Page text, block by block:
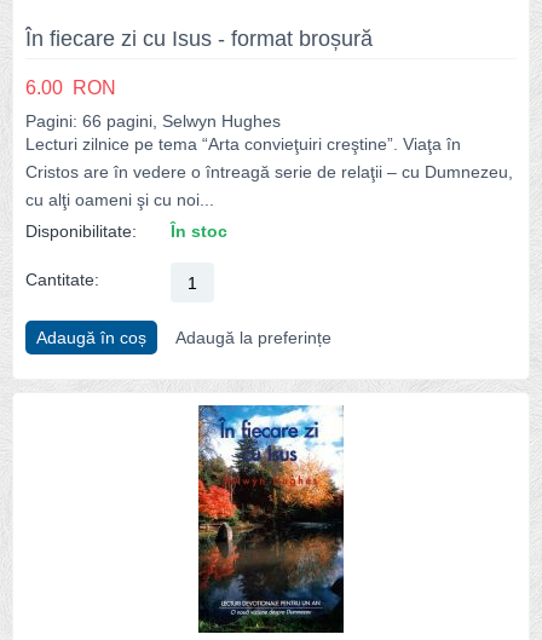
În fiecare zi cu Isus - format broșură
6.00 RON
Pagini: 66 pagini, Selwyn Hughes
Lecturi zilnice pe tema “Arta convieţuiri creştine”. Viaţa în
Cristos are în vedere o întreagă serie de relaţii – cu Dumnezeu,
cu alţi oameni şi cu noi...
Disponibilitate:
În stoc
Cantitate:
Adaugă în coș Adaugă la preferințe